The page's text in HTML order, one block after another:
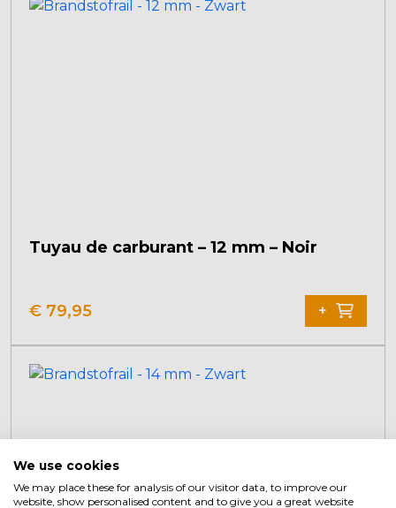
Tuyau de carburant – 12 mm – Noir
€ 79,95 +
We use cookies
We may place these for analysis of our visitor data, to improve our
website, show personalised content and to give you a great website